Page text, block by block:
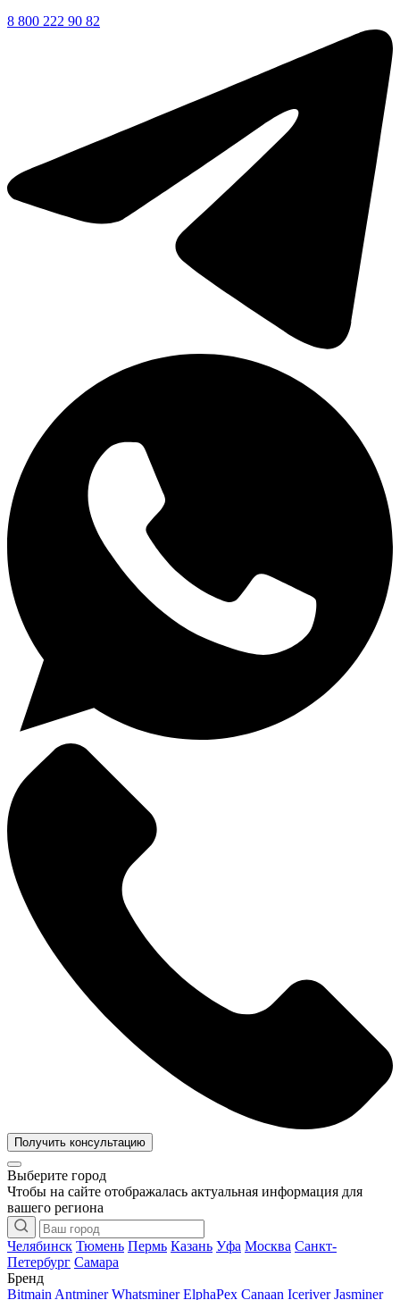
8 800 222 90 82
Получить консультацию
Выберите город
Чтобы на сайте отображалась актуальная информация для
вашего региона
Челябинск Тюмень Пермь Казань Уфа Москва Санкт-
Петербург Самара
Бренд
Bitmain Antminer Whatsminer ElphaPex Canaan Iceriver Jasminer